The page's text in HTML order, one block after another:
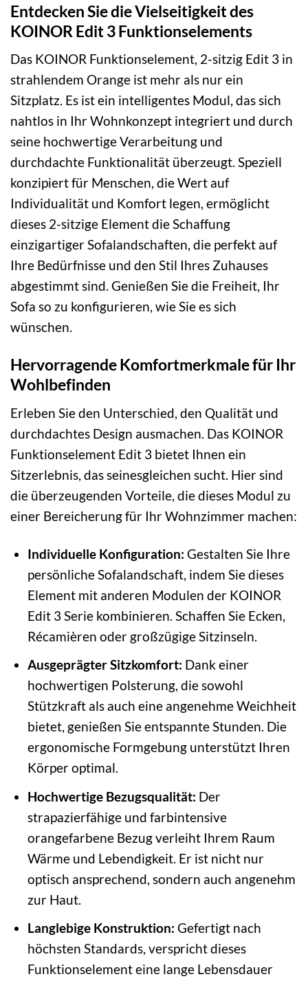
Entdecken Sie die Vielseitigkeit des
KOINOR Edit 3 Funktionselements
Das KOINOR Funktionselement, 2-sitzig Edit 3 in
strahlendem Orange ist mehr als nur ein
Sitzplatz. Es ist ein intelligentes Modul, das sich
nahtlos in Ihr Wohnkonzept integriert und durch
seine hochwertige Verarbeitung und
durchdachte Funktionalität überzeugt. Speziell
konzipiert für Menschen, die Wert auf
Individualität und Komfort legen, ermöglicht
dieses 2-sitzige Element die Schaffung
einzigartiger Sofalandschaften, die perfekt auf
Ihre Bedürfnisse und den Stil Ihres Zuhauses
abgestimmt sind. Genießen Sie die Freiheit, Ihr
Sofa so zu konfigurieren, wie Sie es sich
wünschen.
Hervorragende Komfortmerkmale für Ihr
Wohlbefinden
Erleben Sie den Unterschied, den Qualität und
durchdachtes Design ausmachen. Das KOINOR
Funktionselement Edit 3 bietet Ihnen ein
Sitzerlebnis, das seinesgleichen sucht. Hier sind
die überzeugenden Vorteile, die dieses Modul zu
einer Bereicherung für Ihr Wohnzimmer machen:
Individuelle Konfiguration: Gestalten Sie Ihre
persönliche Sofalandschaft, indem Sie dieses
Element mit anderen Modulen der KOINOR
Edit 3 Serie kombinieren. Schaffen Sie Ecken,
Récamièren oder großzügige Sitzinseln.
Ausgeprägter Sitzkomfort: Dank einer
hochwertigen Polsterung, die sowohl
Stützkraft als auch eine angenehme Weichheit
bietet, genießen Sie entspannte Stunden. Die
ergonomische Formgebung unterstützt Ihren
Körper optimal.
Hochwertige Bezugsqualität: Der
strapazierfähige und farbintensive
orangefarbene Bezug verleiht Ihrem Raum
Wärme und Lebendigkeit. Er ist nicht nur
optisch ansprechend, sondern auch angenehm
zur Haut.
Langlebige Konstruktion: Gefertigt nach
höchsten Standards, verspricht dieses
Funktionselement eine lange Lebensdauer